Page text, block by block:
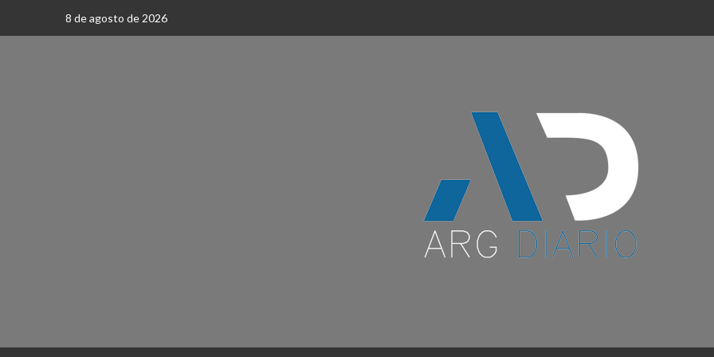
8 de agosto de 2026